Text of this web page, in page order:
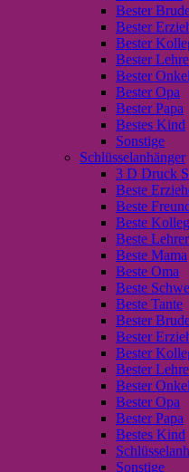
Bester
Bester
Bester
Bester
Bester Onkel
Bester Opa
Bester Papa
Bestes Kind
Sonstige
Schlüsselanhänger
3 D Druck
Beste
Beste
Beste
Beste
Beste Mama
Beste Oma
Beste
Beste Tante
Bester
Bester
Bester
Bester
Bester Onkel
Bester Opa
Bester Papa
Bestes Kind
Sonstige